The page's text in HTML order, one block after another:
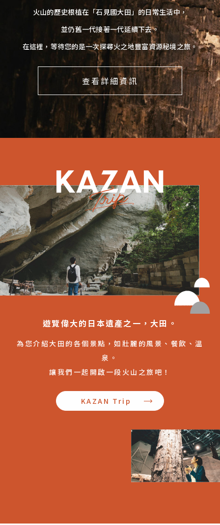
火山的歷史根植在「石見國大田」的日常生活中，
並仍舊一代接著一代延續下去。
在這裡，等待您的是一次探尋火之地豐富資源秘境之旅。
查看詳細資訊
遊覽偉大的日本遺產之一，大田。
為您介紹大田的各個景點，如壯麗的風景、餐飲、溫
泉。
讓我們一起開啟一段火山之旅吧！
KAZAN Trip